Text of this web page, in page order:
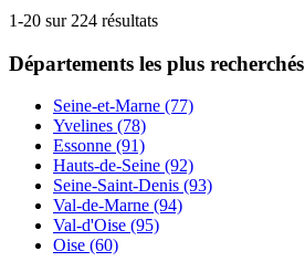
1-20 sur 224 résultats
Départements les plus recherchés
Seine-et-Marne (77)
Yvelines (78)
Essonne (91)
Hauts-de-Seine (92)
Seine-Saint-Denis (93)
Val-de-Marne (94)
Val-d'Oise (95)
Oise (60)